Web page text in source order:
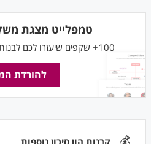
טמפלייט מצגת
100+ שקפים שיעזרו לכם לבנות מצגת משקיעים מנצחת
להורדת
קרנות הון סיכון נוספות